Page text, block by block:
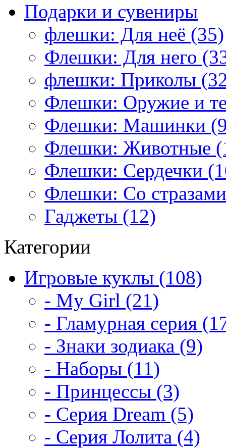
Подарки и сувениры
флешки: Для неё (35)
Флешки: Для него
флешки: Приколы
Флешки: Оружие и
Флешки: Машинки
Флешки: Животные
Флешки: Сердечки
Флешки: Со
Гаджеты (12)
Категории
Игровые куклы (108)
- My Girl (21)
- Гламурная серия
- Знаки зодиака (9)
- Наборы (11)
- Принцессы (3)
- Серия Dream (5)
- Серия Лолита (4)